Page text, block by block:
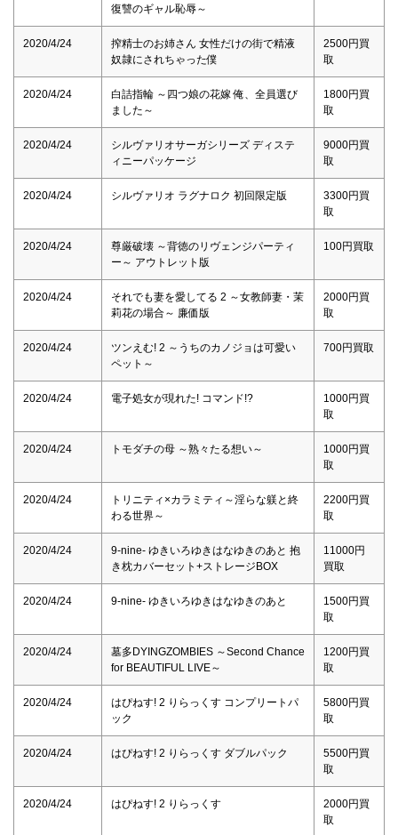
復讐のギャル恥辱～
2020/4/24
搾精士のお姉さん 女性だけの街で精液
奴隷にされちゃった僕
2500円買
取
2020/4/24
白詰指輪 ～四つ娘の花嫁 俺、全員選び
ました～
1800円買
取
2020/4/24
シルヴァリオサーガシリーズ ディステ
ィニーパッケージ
9000円買
取
2020/4/24 シルヴァリオ ラグナロク 初回限定版
3300円買
取
2020/4/24
尊厳破壊 ～背徳のリヴェンジパーティ
ー～ アウトレット版
100円買取
2020/4/24
それでも妻を愛してる 2 ～女教師妻・茉
莉花の場合～ 廉価版
2000円買
取
2020/4/24
ツンえむ! 2 ～うちのカノジョは可愛い
ペット～
700円買取
2020/4/24 電子処女が現れた! コマンド!?
1000円買
取
2020/4/24 トモダチの母 ～熟々たる想い～
1000円買
取
2020/4/24
トリニティ×カラミティ～淫らな躾と終
わる世界～
2200円買
取
2020/4/24
9-nine- ゆきいろゆきはなゆきのあと 抱
き枕カバーセット+ストレージBOX
11000円
買取
2020/4/24 9-nine- ゆきいろゆきはなゆきのあと
1500円買
取
2020/4/24
墓多DYINGZOMBIES ～Second Chance
for BEAUTIFUL LIVE～
1200円買
取
2020/4/24
はぴねす! 2 りらっくす コンプリートパ
ック
5800円買
取
2020/4/24 はぴねす! 2 りらっくす ダブルパック
5500円買
取
2020/4/24 はぴねす! 2 りらっくす
2000円買
取